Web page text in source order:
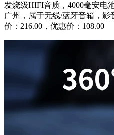
发烧级HIFI音质，4000毫安电
广州，属于无线/蓝牙音箱，影
价：216.00，优惠价：108.00